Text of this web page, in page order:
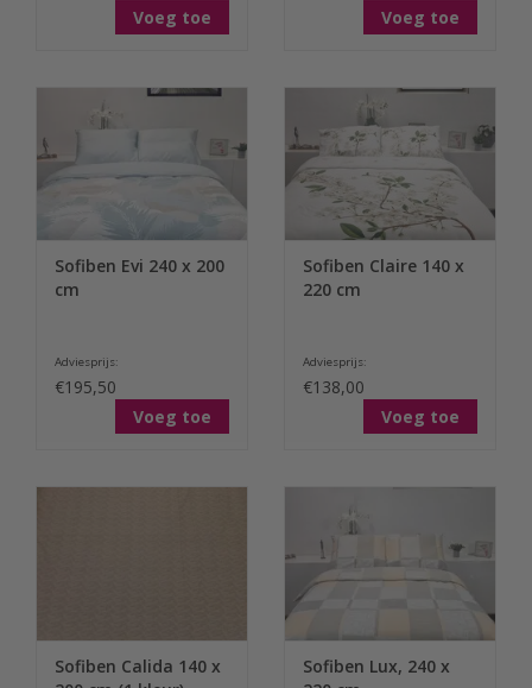
Voeg toe
Voeg toe
Sofiben Evi 240 x 200
cm
Adviesprijs:
€195,50
Voeg toe
Sofiben Claire 140 x
220 cm
Adviesprijs:
€138,00
Voeg toe
Sofiben Calida 140 x
Sofiben Lux, 240 x